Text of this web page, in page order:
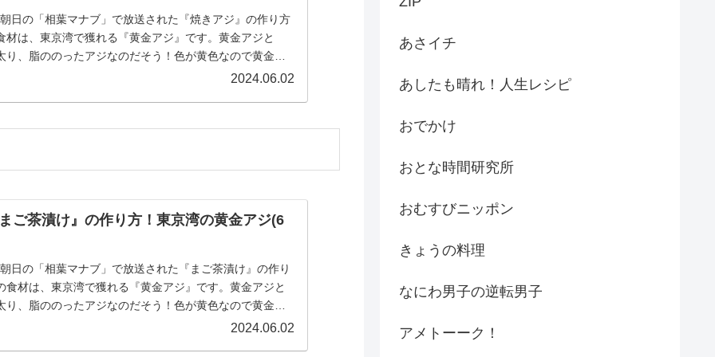
の「相葉マナブ」で放送された『焼きアジ』の作り方
材は、東京湾で獲れる『黄金アジ』です。黄金アジと
り、脂ののったアジなのだそう！色が黄色なので黄金ア
2024.06.02
ご茶漬け』の作り方！東京湾の黄金アジ(6
の「相葉マナブ」で放送された『まご茶漬け』の作り
食材は、東京湾で獲れる『黄金アジ』です。黄金アジと
、脂ののったアジなのだそう！色が黄色なので黄金ア
2024.06.02
あさイチ
あしたも晴れ！人生レシピ
おでかけ
おとな時間研究所
おむすびニッポン
きょうの料理
なにわ男子の逆転男子
アメトーーク！